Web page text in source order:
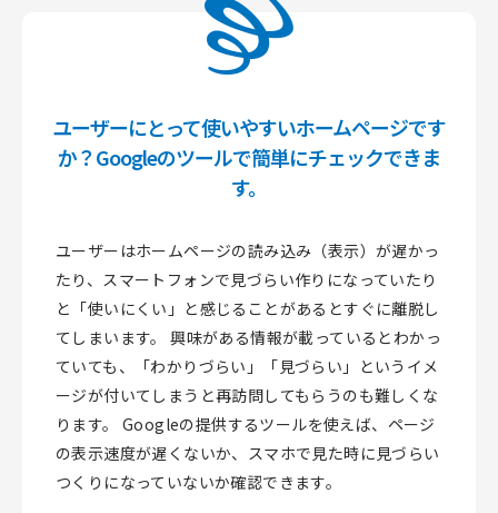
ユーザーにとって使いやすいホームページです
か？Googleのツールで簡単にチェックできま
す。
ユーザーはホームページの読み込み（表示）が遅かっ
たり、スマートフォンで見づらい作りになっていたり
と「使いにくい」と感じることがあるとすぐに離脱し
てしまいます。
興味がある情報が載っているとわかっ
ていても、「わかりづらい」「見づらい」というイメ
ージが付いてしまうと再訪問してもらうのも難しくな
ります。
Googleの提供するツールを使えば、ページ
の表示速度が遅くないか、スマホで見た時に見づらい
つくりになっていないか確認できます。